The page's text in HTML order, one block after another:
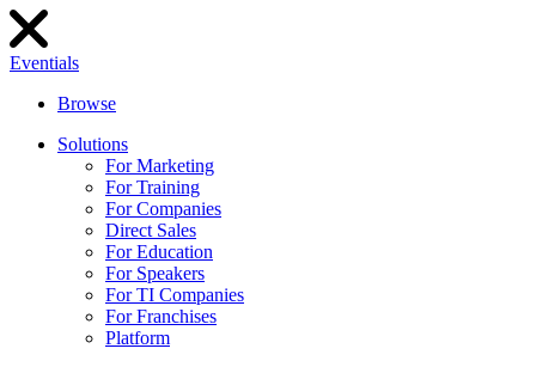
Eventials
Browse
Solutions
For Marketing
For Training
For Companies
Direct Sales
For Education
For Speakers
For TI Companies
For Franchises
Platform